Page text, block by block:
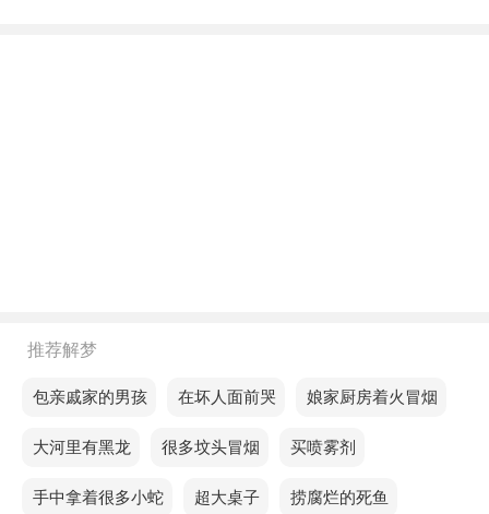
动，多和朋友互动，增进彼此的友谊。
不同的人梦见把水给别人预示着什么？
单身的人梦见把水给别人，预示你考前要多注意休
息，保持足够的精力备考，这样就没有后顾之忧了。
推荐解梦
梦见包亲戚家的男孩梦见在坏人面前哭梦见娘家厨房着火冒烟
梦见大河里有黑龙梦见很多坟头冒烟梦见买喷雾剂
梦见手中拿着很多小蛇梦见超大桌子梦见捞腐烂的死鱼